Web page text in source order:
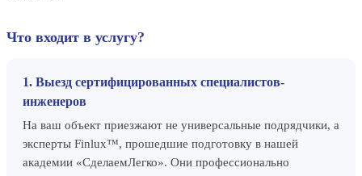
Что входит в услугу?
1. Выезд сертифицированных специалистов-
инженеров
На ваш объект приезжают не универсальные подрядчики, а
эксперты Finlux™, прошедшие подготовку в нашей
академии «СделаемЛегко». Они профессионально